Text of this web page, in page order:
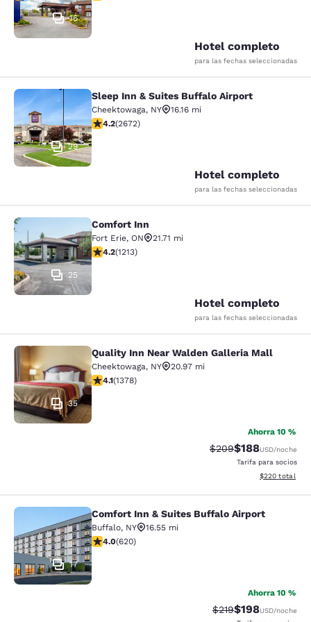
16
Hotel completo
para las fechas seleccionadas
Sleep Inn & Suites Buffalo Airport
29
Sleep Inn & Suites Buffalo Airport
Cheektowaga, NY
16.16 mi
calificación de 4.19 estrellas. Muy bueno. 2672
4.2(2672)
Hotel completo
para las fechas seleccionadas
Comfort Inn
25
Comfort Inn
Fort Erie, ON
21.71 mi
calificación de 4.16 estrellas. Muy bueno. 1213 reseñas
4.2(1213)
Hotel completo
para las fechas seleccionadas
Quality Inn Near Walden Galleria
35
Quality Inn Near Walden Galleria Mall
Cheektowaga, NY
20.97 mi
calificación de 4.12 estrellas. Muy bueno. 1378 reseñas
4.1(1378)
Ahorra 10 %
Precio tachado:
$209Precio con
$188USD/noche
Tarifa para socios
Ver detalles
$220 total
Comfort Inn & Suites Buffalo Airport
17
Comfort Inn & Suites Buffalo Airport
Buffalo, NY
16.55 mi
calificación de 3.96 estrellas. Bueno. 620 reseñas
4.0(620)
Ahorra 10 %
Precio tachado:
$219Precio con
$198USD/noche